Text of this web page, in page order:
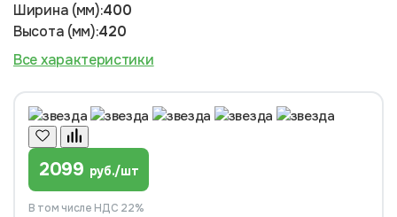
Ширина (мм):400
Высота (мм):420
Все характеристики
2099 руб./шт
В том числе НДС 22%